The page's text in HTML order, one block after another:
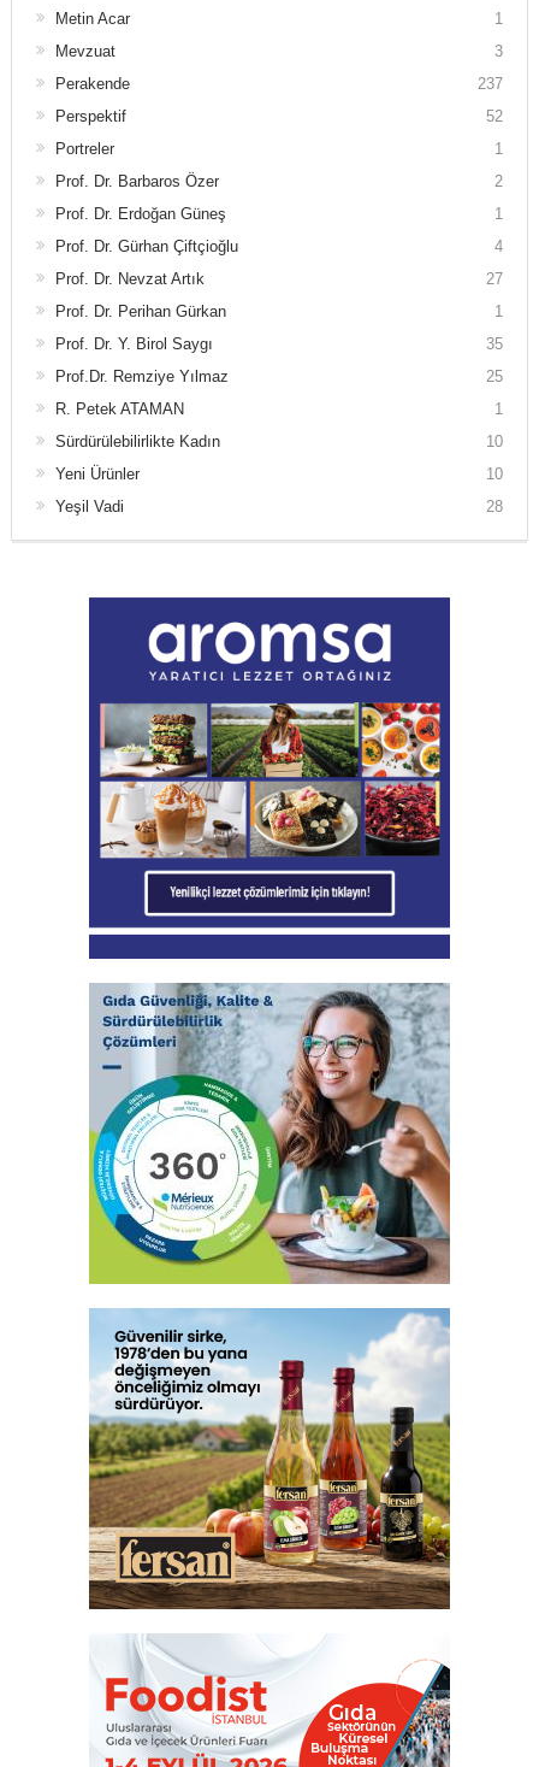
Metin Acar
1
Mevzuat
3
Perakende
237
Perspektif
52
Portreler
1
Prof. Dr. Barbaros Özer
2
Prof. Dr. Erdoğan Güneş
1
Prof. Dr. Gürhan Çiftçioğlu
4
Prof. Dr. Nevzat Artık
27
Prof. Dr. Perihan Gürkan
1
Prof. Dr. Y. Birol Saygı
35
Prof.Dr. Remziye Yılmaz
25
R. Petek ATAMAN
1
Sürdürülebilirlikte Kadın
10
Yeni Ürünler
10
Yeşil Vadi
28